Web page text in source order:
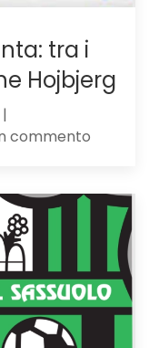
tra i
Hojbjerg
commento
tra
seguiti
anche
Hojbjerg